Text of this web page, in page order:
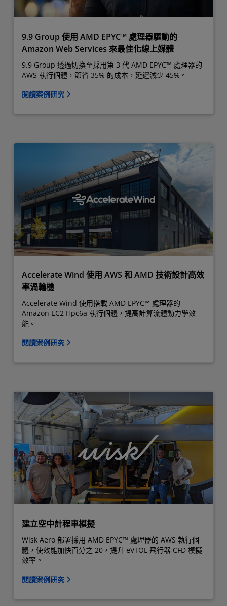
9.9 Group 使用 AMD EPYC™ 處理器驅動的
Amazon Web Services 來最佳化線上媒體
9.9 Group 透過切換至採用第 3 代 AMD EPYC™ 處理器的
AWS 執行個體，節省 35% 的成本，延遲減少 45%。
閱讀案例研究
Accelerate Wind 使用 AWS 和 AMD 技術設計高效
率渦輪機
Accelerate Wind 使用搭載 AMD EPYC™ 處理器的
Amazon EC2 Hpc6a 執行個體，提高計算流體動力學效
能。
閱讀案例研究
建立空中計程車模擬
Wisk Aero 部署採用 AMD EPYC™ 處理器的 AWS 執行個
體，使效能加快百分之 20，提升 eVTOL 飛行器 CFD 模擬
效率。
閱讀案例研究